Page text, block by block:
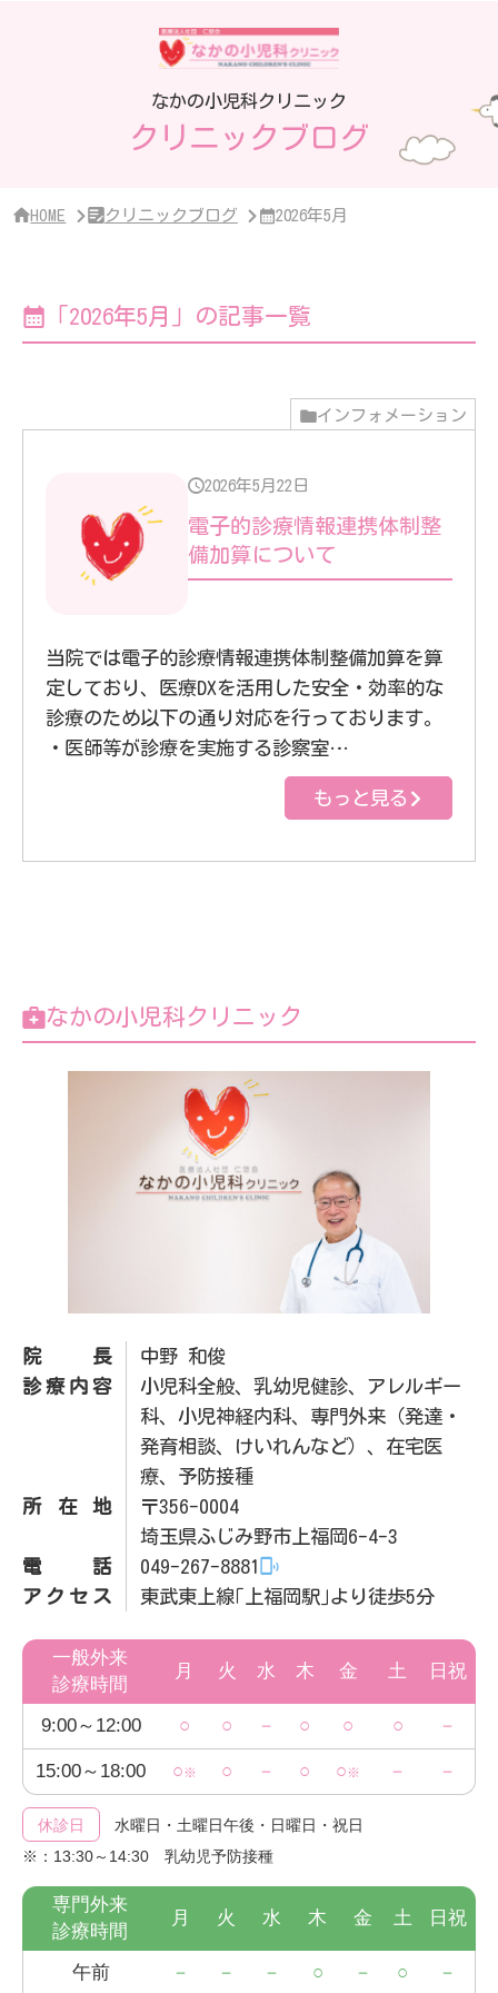
なかの小児科クリニック
クリニックブログ
HOME クリニックブログ 2026年5月
「2026年5月」の記事一覧
インフォメーション
2026年5月22日
電子的診療情報連携体制整
備加算について
当院では電子的診療情報連携体制整備加算を算
定しており、医療DXを活用した安全・効率的な
診療のため以下の通り対応を行っております。
・医師等が診療を実施する診察室…
もっと見る
なかの小児科クリニック
院長
中野 和俊
診療内容
小児科全般、乳幼児健診、アレルギー
科、小児神経内科、専門外来（発達・
発育相談、けいれんなど）、在宅医
療、予防接種
所在地
〒356-0004
埼玉県ふじみ野市上福岡6-4-3
電話
049-267-8881
アクセス
東武東上線｢上福岡駅｣より徒歩5分